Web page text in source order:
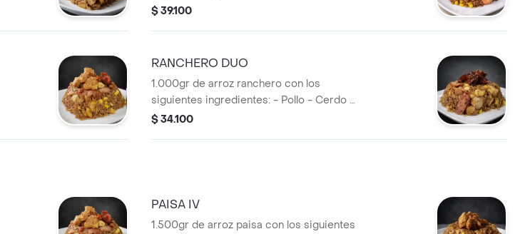
Chicharrón - Plátano - Maíz - Raíz china -
$ 39.100
RANCHERO DUO
1.000gr de arroz ranchero con los
siguientes ingredientes: - Pollo - Cerdo -
Maíz - Chorizo - Costilla.
$ 34.100
PAISA IV
1.500gr de arroz paisa con los siguientes